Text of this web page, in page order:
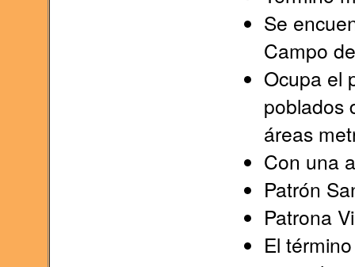
Se
Campo
Ocupa el
poblados
áreas
Con una
Patrón
Patrona
El